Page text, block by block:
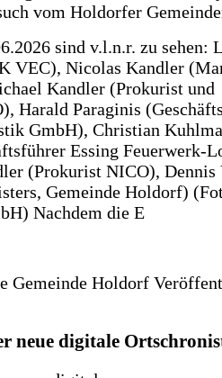
sind v.l.n.r. zu sehen:
VEC), Nicolas Kandler
Kandler (Prokurist und
Harald Paraginis
GmbH), Christian
Essing Feuerwerk-
(Prokurist NICO),
Gemeinde Holdorf)
Nachdem die E
Gemeinde Holdorf
neue digitale